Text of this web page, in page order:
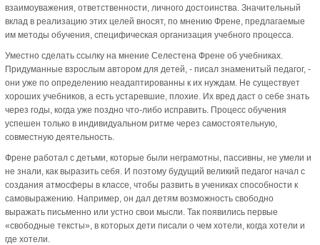
взаимоуважения, ответственности, личного достоинства. Значительный
вклад в реализацию этих целей вносят, по мнению Френе, предлагаемые
им методы обучения, специфическая организация учебного процесса.
Уместно сделать ссылку на мнение Селестена Френе об учебниках.
Придуманные взрослым автором для детей, - писал знаменитый педагог, -
они уже по определению неадаптированны к их нуждам. Не существует
хороших учебников, а есть устаревшие, плохие. Их вред даст о себе знать
через годы, когда уже поздно что-либо исправить. Процесс обучения
успешен только в индивидуальном ритме через самостоятельную,
совместную деятельность.
Френе работал с детьми, которые были неграмотны, пассивны, не умели и
не знали, как выразить себя. И поэтому будущий великий педагог начал с
создания атмосферы в классе, чтобы развить в учениках способности к
самовыражению. Например, он дал детям возможность свободно
выражать письменно или устно свои мысли. Так появились первые
«свободные тексты», в которых дети писали о чем хотели, когда хотели и
где хотели.